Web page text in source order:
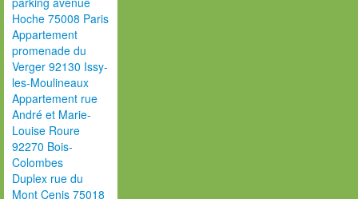
Hoche 75008 Paris
Appartement
promenade du
Verger 92130 Issy-
les-Moulineaux
Appartement rue
André et Marie-
Louise Roure
92270 Bois-
Colombes
Duplex rue du
Mont Cenis 75018